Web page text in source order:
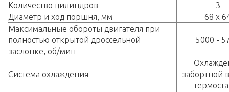
Количество цилиндров
3
Диаметр и ход поршня, мм
68 x
Максимальные обороты двигателя при
полностью открытой дроссельной
заслонке, об/мин
5000 -
Система охлаждения
забортной